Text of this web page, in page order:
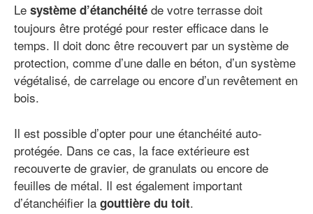
Le système d’étanchéité de votre terrasse doit
toujours être protégé pour rester efficace dans le
temps. Il doit donc être recouvert par un système de
protection, comme d’une dalle en béton, d’un système
végétalisé, de carrelage ou encore d’un revêtement en
bois.
Il est possible d’opter pour une étanchéité auto-
protégée. Dans ce cas, la face extérieure est
recouverte de gravier, de granulats ou encore de
feuilles de métal. Il est également important
d’étanchéifier la gouttière du toit.